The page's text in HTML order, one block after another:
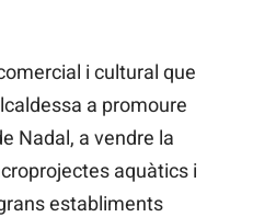
i cultural que
a promoure
Nadal, a vendre la
aquàtics i
establiments